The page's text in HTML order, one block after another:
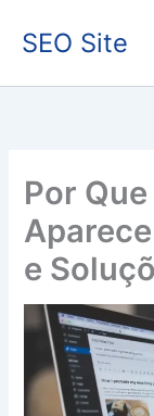
para
conteúdo
SEO Site
Por
e